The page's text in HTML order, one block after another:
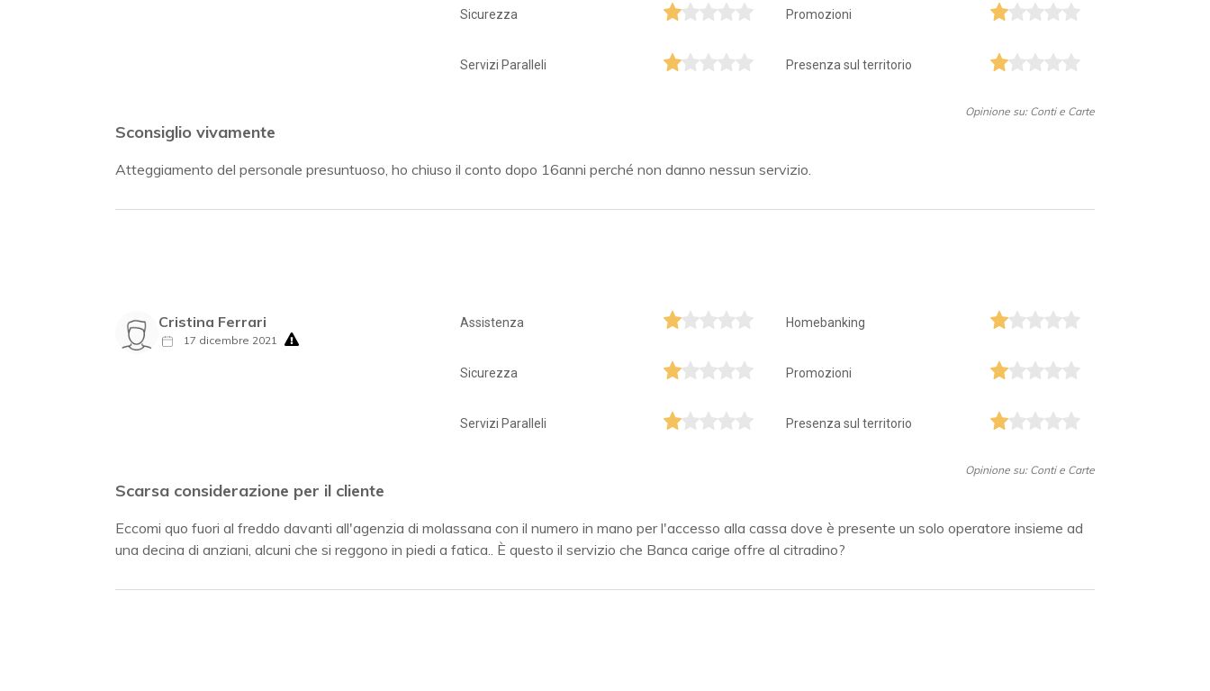
Sicurezza Promozioni
Servizi Paralleli Presenza sul territorio
Opinione su: Conti e Carte
Sconsiglio vivamente
Atteggiamento del personale presuntuoso, ho chiuso il conto dopo 16anni perché non danno nessun servizio.
Cristina Ferrari
17 dicembre 2021
Assistenza Homebanking
Sicurezza Promozioni
Servizi Paralleli Presenza sul territorio
Opinione su: Conti e Carte
Scarsa considerazione per il cliente
Eccomi quo fuori al freddo davanti all'agenzia di molassana con il numero in mano per l'accesso alla cassa dove è presente un solo operatore insieme ad
una decina di anziani, alcuni che si reggono in piedi a fatica.. È questo il servizio che Banca carige offre al citradino?